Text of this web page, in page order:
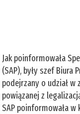
Jak poinformowała
(SAP), były szef Biura
podejrzany o udział
powiązanej z
SAP poinformowała w